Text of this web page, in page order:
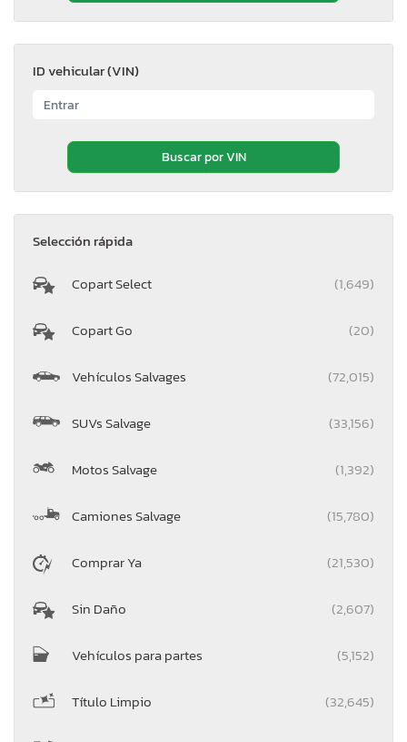
ID vehicular (VIN)
Selección rápida
Copart Select (1,649)
Copart Go (20)
Vehículos Salvages (72,015)
SUVs Salvage (33,156)
Motos Salvage (1,392)
Camiones Salvage (15,780)
Comprar Ya (21,530)
Sin Daño (2,607)
Vehículos para partes (5,152)
Título Limpio (32,645)